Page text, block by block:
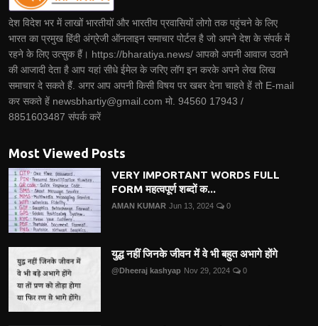
देश विदेश भर में लाखों भारतीयों और भारतीय प्रवासियों लोगो तक पहुंचने के लिए
भारत का प्रमुख हिंदी अंग्रेजी ऑनलाइन समाचार पोर्टल है जो अपने देश के संपर्क में
रहने के लिए उत्सुक हैं। https://bharatiya.news/ आपको अपनी आवाज उठाने
की आजादी देता है आप यहां सीधे ईमेल के जरिए लॉग इन करके अपने लेख लिख
समाचार दे सकते हैं. अगर आप अपनी किसी विषय पर खबर देना चाहते हें तो E-mail
कर सकते हें newsbhartiy@gmail.com मो. 94560 17943 /
8851603487 संपर्क करें
Most Viewed Posts
VERY IMPORTANT WORDS FULL
FORM महत्वपूर्ण शब्दों क...
AMAN KUMAR Jun 13, 2024 0
युद्ध नहीं जिनके जीवन में वे भी बहुत अभागे होंगे
@Dheeraj kashyap Nov 29, 2024 0